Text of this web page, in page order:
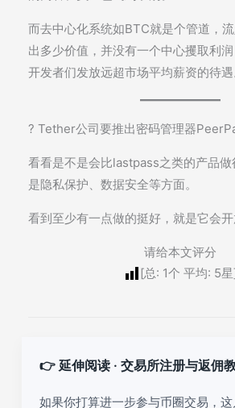
而去中心化系统如BTC就是个管道，
出多少价值，并没有一个中心攫取利
开发者们发放远超市场平均薪资的待遇
? Tether公司要推出密码管理器
看看是不是会比lastpass之类的产品
是隐私保护、数据安全等方面。
看到至少有一点做的挺好，就是它会开
请给本文评分
[总: 1个 平均: 5
👉 延伸阅读 · 交易所注册与返佣
如果你打算进一步参与币圈交易，